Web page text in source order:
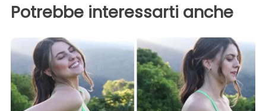
Potrebbe interessarti anche